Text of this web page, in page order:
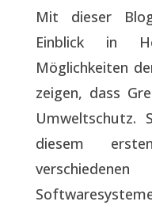
Mit dieser
Einblick in
Möglichkeiten
zeigen, dass
Umweltschutz.
diesem